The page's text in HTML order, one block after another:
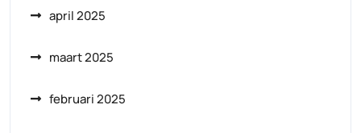
april 2025
maart 2025
februari 2025